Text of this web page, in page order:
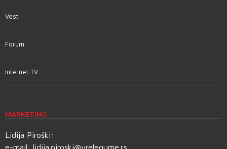
Vesti
Forum
Internet TV
MARKETING
Lidija Piroški:
e-mail: lidija.piroski@vrelegume.rs